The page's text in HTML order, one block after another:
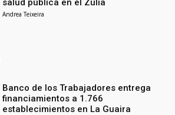
Andrea Teixeira
Banco de los Trabajadores entrega
financiamientos a 1.766
establecimientos en La Guaira